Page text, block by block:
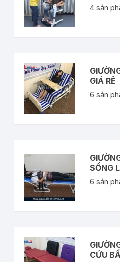
4 sản
GIÁ RẺ
6 sản
SỐNG
6 sản
CỨU